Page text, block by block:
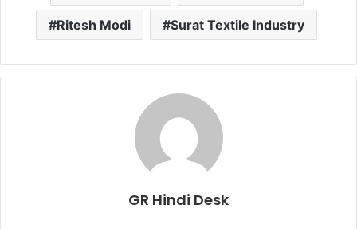
Ritesh Modi Surat Textile Industry
GR Hindi Desk